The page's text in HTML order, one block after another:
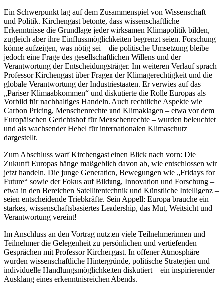
Ein Schwerpunkt lag auf dem Zusammenspiel von Wissenschaft
und Politik. Kirchengast betonte, dass wissenschaftliche
Erkenntnisse die Grundlage jeder wirksamen Klimapolitik bilden,
zugleich aber ihre Einflussmöglichkeiten begrenzt seien. Forschung
könne aufzeigen, was nötig sei – die politische Umsetzung bleibe
jedoch eine Frage des gesellschaftlichen Willens und der
Verantwortung der Entscheidungsträger. Im weiteren Verlauf sprach
Professor Kirchengast über Fragen der Klimagerechtigkeit und die
globale Verantwortung der Industriestaaten. Er verwies auf das
„Pariser Klimaabkommen“ und diskutierte die Rolle Europas als
Vorbild für nachhaltiges Handeln. Auch rechtliche Aspekte wie
Carbon Pricing, Menschenrechte und Klimaklagen – etwa vor dem
Europäischen Gerichtshof für Menschenrechte – wurden beleuchtet
und als wachsender Hebel für internationalen Klimaschutz
dargestellt.
Zum Abschluss warf Kirchengast einen Blick nach vorn: Die
Zukunft Europas hänge maßgeblich davon ab, wie entschlossen wir
jetzt handeln. Die junge Generation, Bewegungen wie „Fridays for
Future“ sowie der Fokus auf Bildung, Innovation und Forschung –
etwa in den Bereichen Satellitentechnik und Künstliche Intelligenz –
seien entscheidende Triebkräfte. Sein Appell: Europa brauche ein
starkes, wissenschaftsbasiertes Leadership, das Mut, Weitsicht und
Verantwortung vereint!
Im Anschluss an den Vortrag nutzten viele Teilnehmerinnen und
Teilnehmer die Gelegenheit zu persönlichen und vertiefenden
Gesprächen mit Professor Kirchengast. In offener Atmosphäre
wurden wissenschaftliche Hintergründe, politische Strategien und
individuelle Handlungsmöglichkeiten diskutiert – ein inspirierender
Ausklang eines erkenntnisreichen Abends.